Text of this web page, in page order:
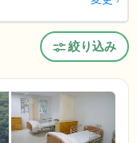
絞り込み